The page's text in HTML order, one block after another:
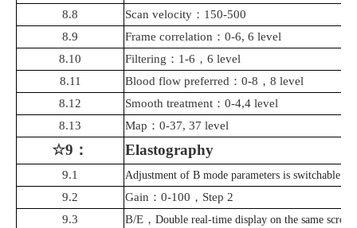
8.8
Scan velocity ： 150-500
8.9
Frame correlation ： 0-6, 6 level
8.10
Filtering ： 1-6 ， 6 level
8.11
Blood flow preferred ： 0-8 ， 8 level
8.12
Smooth treatment ： 0-4,4 level
8.13
Map ： 0-37, 37 level
☆9 ： Elastography
9.1 Adjustment of B mode parameters is switchable
9.2 Gain ： 0-100 ， Step 2
9.3
B/E ， Double real-time display on the same screen